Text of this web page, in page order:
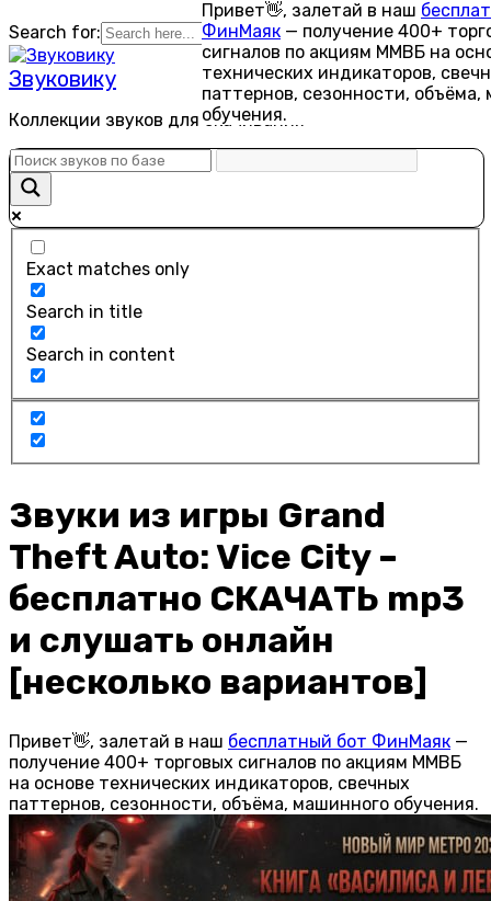
Привет👋, залетай в наш
ФинМаяк — получение 400+
сигналов по акциям ММВБ на
технических индикаторов,
паттернов, сезонности, объёма,
обучения.
к
содержанию
Search for: Search Button
Звуковику
Коллекции звуков для скачивания
Exact matches only
Search in title
Search in content
Звуки из игры Grand
Theft Auto: Vice City –
бесплатно СКАЧАТЬ mp3
и слушать онлайн
[несколько вариантов]
Привет👋, залетай в наш бесплатный бот ФинМаяк —
получение 400+ торговых сигналов по акциям ММВБ
на основе технических индикаторов, свечных
паттернов, сезонности, объёма, машинного обучения.